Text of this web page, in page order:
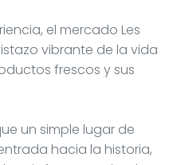
el mercado Les
vibrante de la vida
frescos y sus
un simple lugar de
hacia la historia,